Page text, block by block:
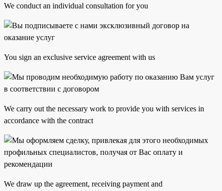
We conduct an individual consultation for you
You sign an exclusive service agreement with us
We carry out the necessary work to provide you with services in
accordance with the contract
We draw up the agreement, receiving payment and